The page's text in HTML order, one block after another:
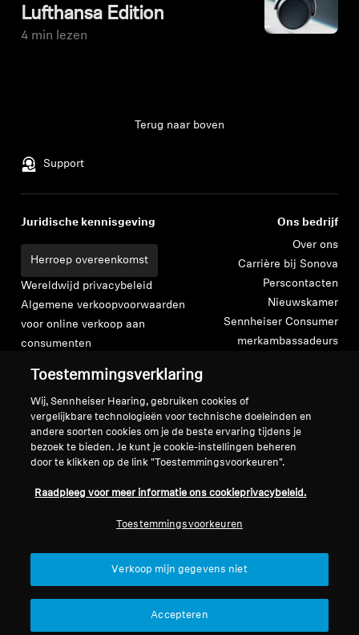
Lufthansa Edition
4 min lezen
Support
Terug naar boven
Juridische kennisgeving
Herroep overeenkomst
Wereldwijd privacybeleid
Algemene verkoopvoorwaarden
voor online verkoop aan
consumenten
openbaarmaking van
kwetsbaarheden
Ons bedrijf
Over ons
Carrière bij Sonova
Perscontacten
Nieuwskamer
Sennheiser Consumer
merkambassadeurs
Colofon Cookie-instellingen
We accepteren:
Toestemmingsverklaring
Wij, Sennheiser Hearing, gebruiken cookies of
vergelijkbare technologieën voor technische doeleinden en
andere soorten cookies om je de beste ervaring tijdens je
bezoek te bieden. Je kunt je cookie-instellingen beheren
door te klikken op de link "Toestemmingsvoorkeuren".
Raadpleeg voor meer informatie ons cookieprivacybeleid.
Toestemmingsvoorkeuren
Verkoop mijn gegevens niet
Accepteren